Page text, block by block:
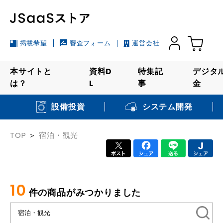
掲載希望 審査フォーム 運営会社
本サイトと
は？
資料D
L
特集記
事
デジタ
金
設備投資 システム開発
TOP 宿泊・観光
10 件の商品がみつかりました